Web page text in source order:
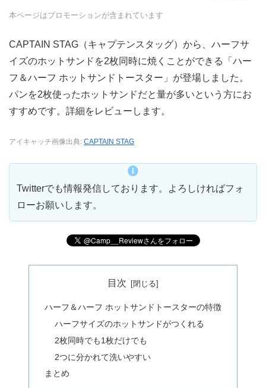
本ページはプロモーションが含まれています
CAPTAIN STAG（キャプテンスタッグ）から、ハーフサ
イズのホットサンドを2枚同時に焼くことができる「ハー
フ＆ハーフ ホットサンドトースター」が登場しました。
パンを2枚使ったホットサンドだと量が多いという方にお
すすめです。詳細をレビューします。
アイキャッチ画像出典: CAPTAIN STAG
Twitterでも情報発信しております。よろしければフォ
ローお願いします。
目次
ハーフ＆ハーフ ホットサンドトースターの特徴
ハーフサイズのホットサンドがつくれる
2枚同時でも1枚だけでも
2つに分かれて洗いやすい
まとめ